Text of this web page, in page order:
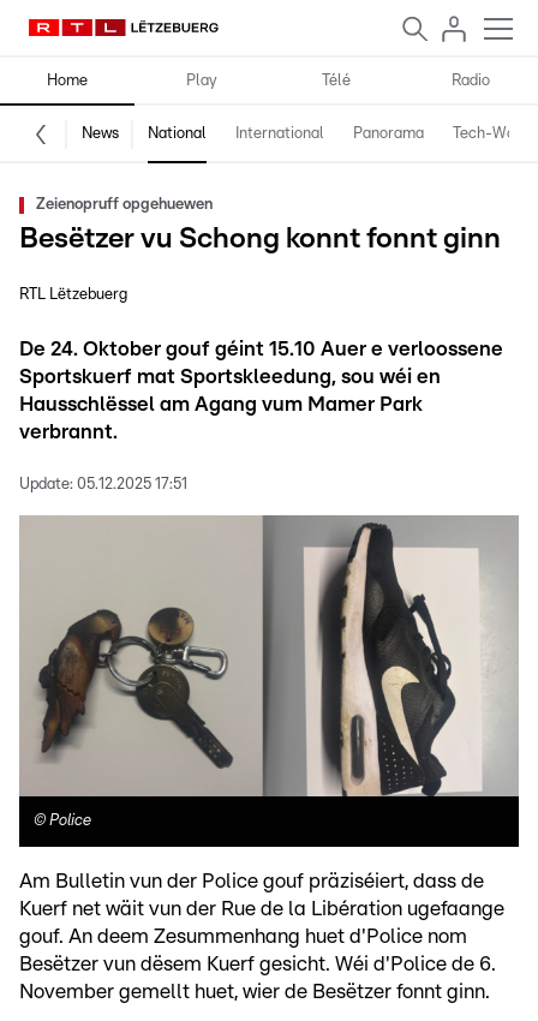
Home Play Télé Radio
News National International Panorama Tech-World
Zeienopruff opgehuewen
Besëtzer vu Schong konnt fonnt ginn
RTL Lëtzebuerg
De 24. Oktober gouf géint 15.10 Auer e verloossene
Sportskuerf mat Sportskleedung, sou wéi en
Hausschlëssel am Agang vum Mamer Park
verbrannt.
Update: 05.12.2025 17:51
© Police
Am Bulletin vun der Police gouf präziséiert, dass de
Kuerf net wäit vun der Rue de la Libération ugefaange
gouf. An deem Zesummenhang huet d'Police nom
Besëtzer vun dësem Kuerf gesicht. Wéi d'Police de 6.
November gemellt huet, wier de Besëtzer fonnt ginn.